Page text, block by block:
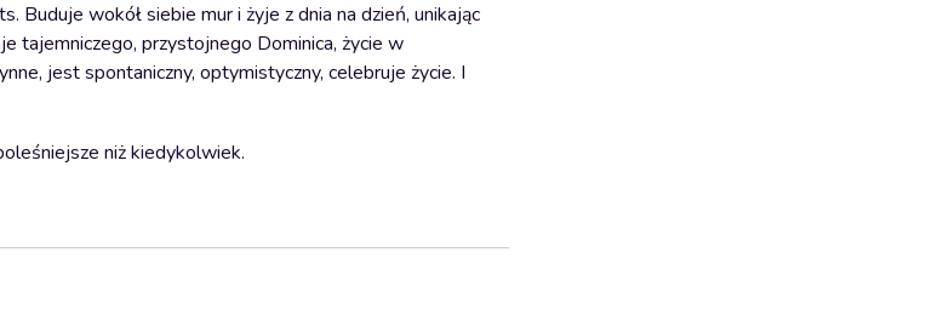
Buduje wokół siebie mur i żyje z dnia na dzień, unikając
tajemniczego, przystojnego Dominica, życie w
jest spontaniczny, optymistyczny, celebruje życie. I
niż kiedykolwiek.